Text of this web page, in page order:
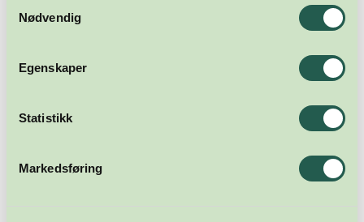
Nødvendig
Egenskaper
Statistikk
Markedsføring
x 290 px i enten png eller gif. Send
også med link til ønsket landingsside.
Din annonse rullerer ikke med andre
annonser.